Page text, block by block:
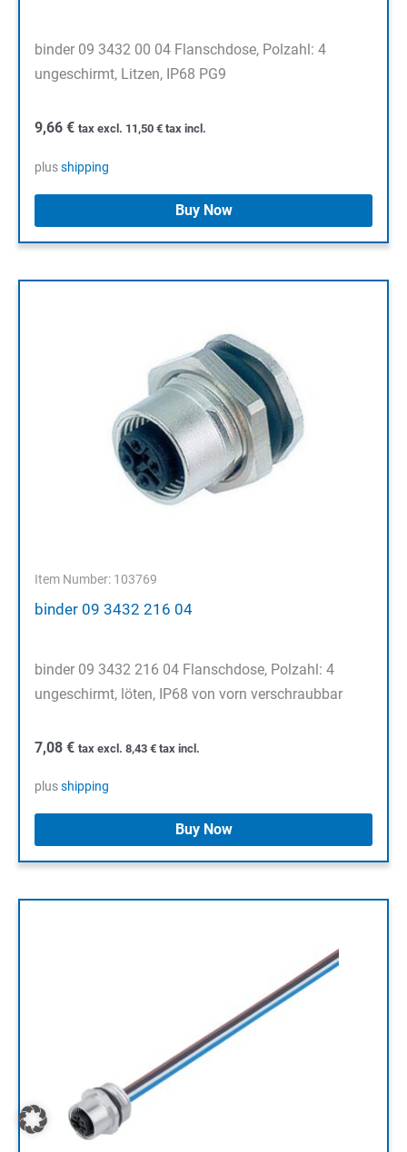
binder 09 3432 00 04 Flanschdose, Polzahl: 4
ungeschirmt, Litzen, IP68 PG9
9,66 € tax excl. 11,50 € tax incl.
plusshipping
Buy Now
Item Number: 103769
binder 09 3432 216 04
binder 09 3432 216 04 Flanschdose, Polzahl: 4
ungeschirmt, löten, IP68 von vorn verschraubbar
7,08 € tax excl. 8,43 € tax incl.
plusshipping
Buy Now